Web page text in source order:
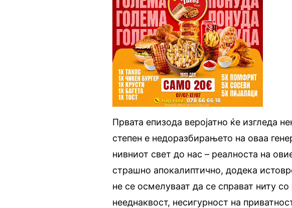
Првата епизода веројатно ќе изгледа
степен е недоразбирањето на оваа
нивниот свет до нас – реалноста на
страшно апокалиптично, додека
не се осмелуваат да се справат ниту
нееднаквост, несигурност на